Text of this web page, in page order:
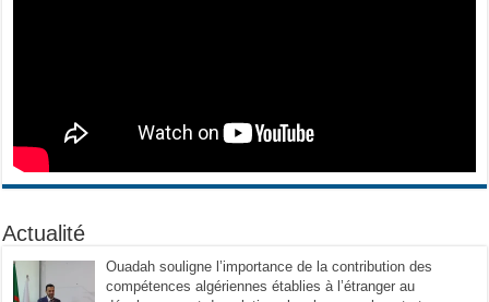
Actualité
Ouadah souligne l’importance de la contribution des
compétences algériennes établies à l’étranger au